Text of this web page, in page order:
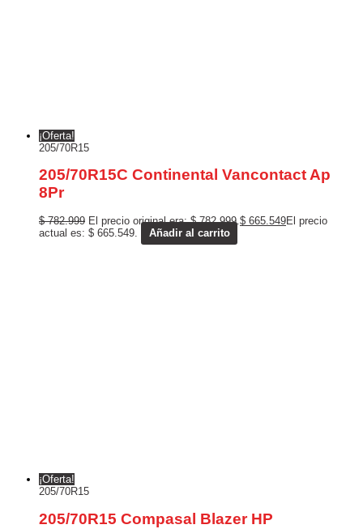
¡Oferta!
205/70R15
205/70R15C Continental Vancontact Ap
8Pr
$782.999 El precio original era: $ 782.999.$ 665.549El precio
actual es: $ 665.549.
Añadir al carrito
¡Oferta!
205/70R15
205/70R15 Compasal Blazer HP